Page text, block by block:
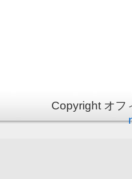
Copyright オ